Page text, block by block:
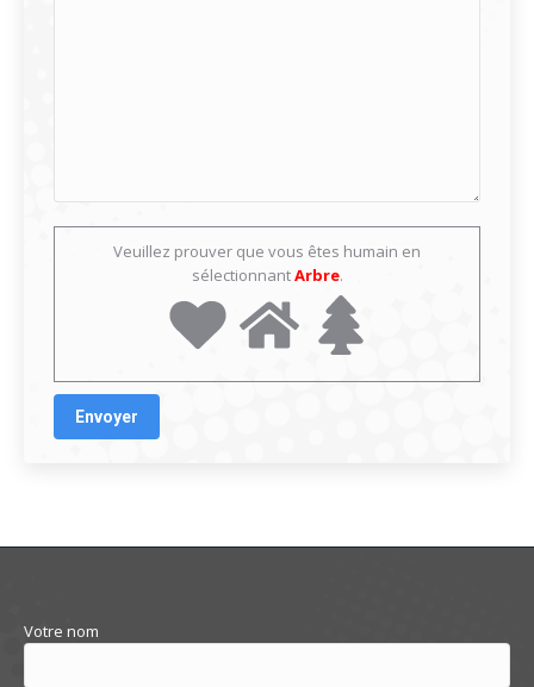
Veuillez prouver que vous êtes humain en
sélectionnantArbre.
Votre nom